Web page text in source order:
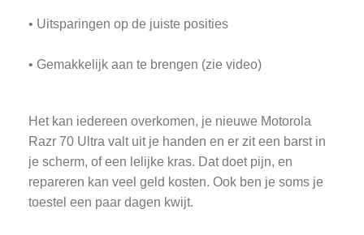
• Uitsparingen op de juiste posities
• Gemakkelijk aan te brengen (zie video)
Het kan iedereen overkomen, je nieuwe Motorola
Razr 70 Ultra valt uit je handen en er zit een barst in
je scherm, of een lelijke kras. Dat doet pijn, en
repareren kan veel geld kosten. Ook ben je soms je
toestel een paar dagen kwijt.